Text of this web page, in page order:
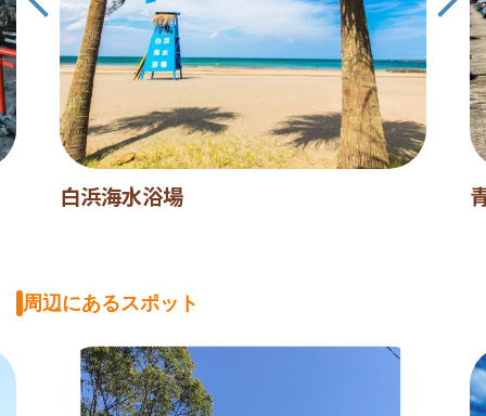
白浜海水浴場
周辺にあるスポット